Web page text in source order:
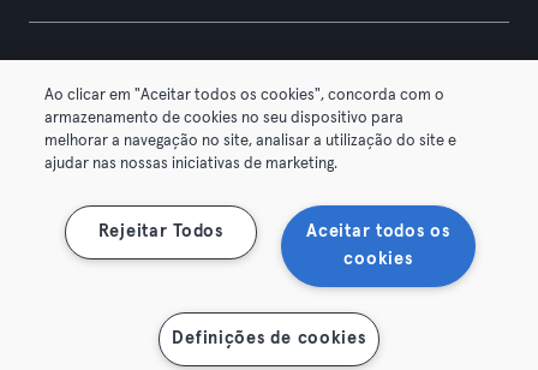
Conditions générales Politique de confidentialité
Mentions légales Résilier les contrats ici
Se rétracter ici
Ao clicar em "Aceitar todos os cookies", concorda com o
armazenamento de cookies no seu dispositivo para
melhorar a navegação no site, analisar a utilização do site e
ajudar nas nossas iniciativas de marketing.
Aceitar todos os
cookies
Rejeitar Todos
Definições de cookies